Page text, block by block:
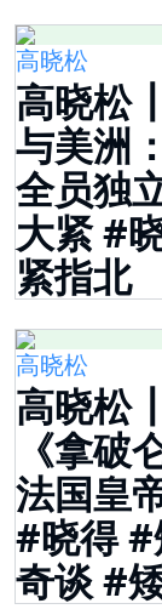
高晓松
高晓松
与美洲
全员独
大紧 #
紧指北
高晓松
高晓松
《拿破
法国皇
#晓得
奇谈 #